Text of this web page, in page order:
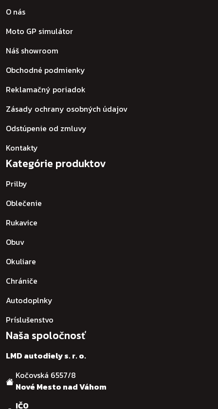
O nás
Moto GP simulátor
Náš showroom
Obchodné podmienky
Reklamačný poriadok
Zásady ochrany osobných údajov
Odstúpenie od zmluvy
Kontakty
Kategórie produktov
Prilby
Oblečenie
Rukavice
Obuv
Okuliare
Chrániče
Autodoplnky
Príslušenstvo
Naša spoločnosť
LMD autodiely s. r. o.
Kočovská 6557/8
Nové Mesto nad Váhom
IČO